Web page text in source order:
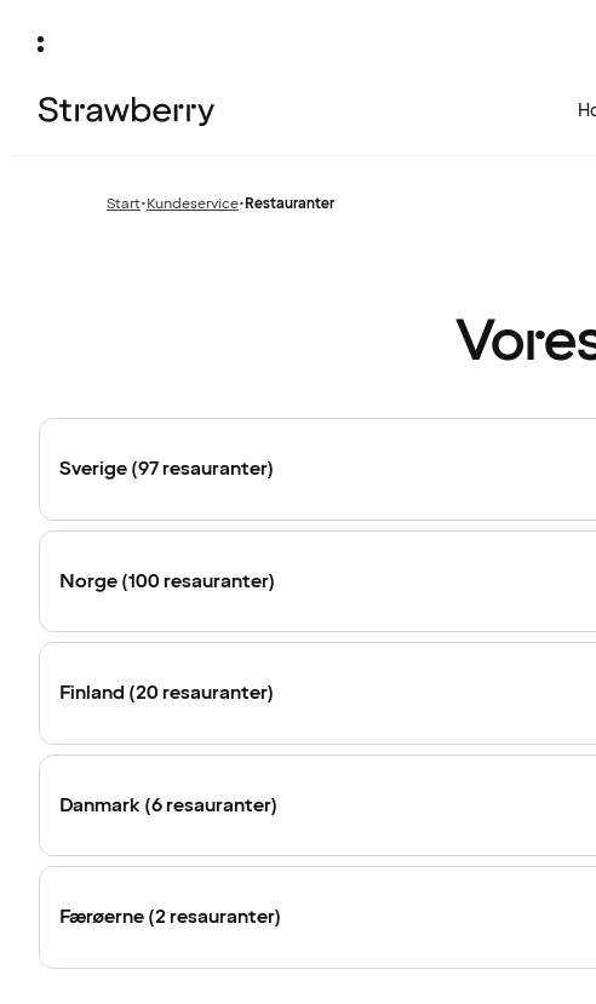
Start•Forrige
Kundeservice•Restauranter
Sverige (97 resauranter)
Norge (100 resauranter)
Finland (20 resauranter)
Danmark (6 resauranter)
Færøerne (2 resauranter)